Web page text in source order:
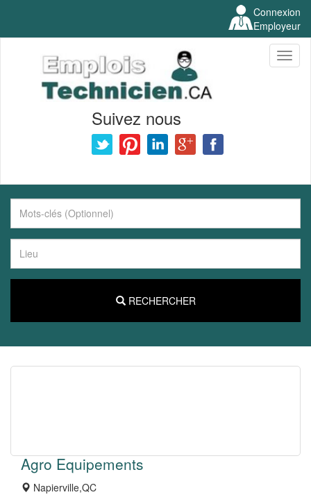
Connexion
Employeur
Suivez nous
RECHERCHER
Agro Equipements
Napierville,QC